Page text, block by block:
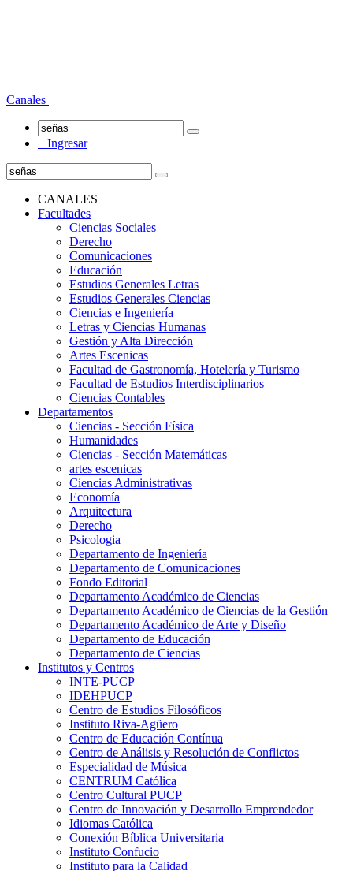
Canales
Ingresar
CANALES
Facultades
Ciencias Sociales
Derecho
Comunicaciones
Educación
Estudios Generales Letras
Estudios Generales Ciencias
Ciencias e Ingeniería
Letras y Ciencias Humanas
Gestión y Alta Dirección
Artes Escenicas
Facultad de Gastronomía, Hotelería y Turismo
Facultad de Estudios Interdisciplinarios
Ciencias Contables
Departamentos
Ciencias - Sección Física
Humanidades
Ciencias - Sección Matemáticas
artes escenicas
Ciencias Administrativas
Economía
Arquitectura
Derecho
Psicologia
Departamento de Ingeniería
Departamento de Comunicaciones
Fondo Editorial
Departamento Académico de Ciencias
Departamento Académico de Ciencias de la Gestión
Departamento Académico de Arte y Diseño
Departamento de Educación
Departamento de Ciencias
Institutos y Centros
INTE-PUCP
IDEHPUCP
Centro de Estudios Filosóficos
Instituto Riva-Agüero
Centro de Educación Contínua
Centro de Análisis y Resolución de Conflictos
Especialidad de Música
CENTRUM Católica
Centro Cultural PUCP
Centro de Innovación y Desarrollo Emprendedor
Idiomas Católica
Conexión Bíblica Universitaria
Instituto Confucio
Instituto para la Calidad